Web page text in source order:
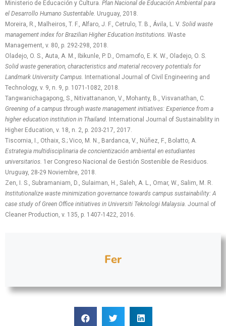
Ministerio de Educación y Cultura. Plan Nacional de Educación Ambiental para
el Desarrollo Humano Sustentable. Uruguay, 2018.
Moreira, R., Malheiros, T. F., Alfaro, J. F., Cetrulo, T. B., Ávila, L. V. Solid waste
management index for Brazilian Higher Education Institutions. Waste
Management, v. 80, p. 292-298, 2018.
Oladejo, O. S., Auta, A. M., Ibikunle, P. D., Omamofo, E. K. W., Oladejo, O. S.
Solid waste generation, characteristics and material recovery potentials for
Landmark University Campus. International Journal of Civil Engineering and
Technology, v. 9, n. 9, p. 1071-1082, 2018.
Tangwanichagapong, S., Nitivattananon, V., Mohanty, B., Visvanathan, C.
Greening of a campus through waste management initiatives: Experience from a
higher education institution in Thailand. International Journal of Sustainability in
Higher Education, v. 18, n. 2, p. 203-217, 2017.
Tiscornia, I., Othaix, S.; Vico, M. N., Bardanca, V., Núñez, F., Bolatto, A.
Estrategia multidisciplinaria de concientización ambiental en estudiantes
universitarios. 1er Congreso Nacional de Gestión Sostenible de Residuos.
Uruguay, 28-29 Noviembre, 2018.
Zen, I. S., Subramaniam, D., Sulaiman, H., Saleh, A. L., Omar, W., Salim, M. R.
Institutionalize waste minimization governance towards campus sustainability: A
case study of Green Office initiatives in Universiti Teknologi Malaysia. Journal of
Cleaner Production, v. 135, p. 1407-1422, 2016.
Fer